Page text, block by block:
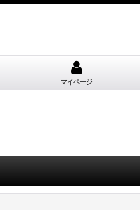
マイページ